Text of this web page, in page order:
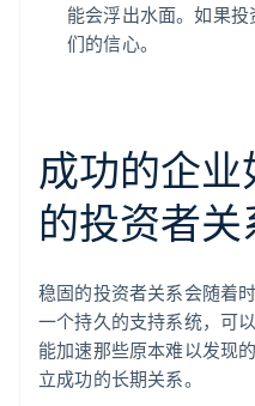
能会浮出水面。如果
们的信心。
成功的企
的投资者关
稳固的投资者关系会随着
一个持久的支持系统，可
能加速那些原本难以发现
立成功的长期关系。